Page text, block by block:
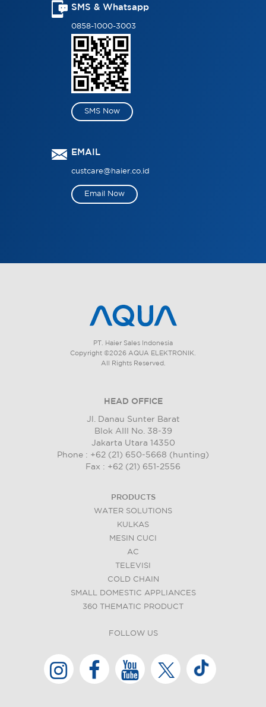
SMS & Whatsapp
0858-1000-3003
SMS Now
EMAIL
custcare@haier.co.id
Email Now
PT. Haier Sales Indonesia
Copyright ©2026 AQUA ELEKTRONIK.
All Rights Reserved.
HEAD OFFICE
Jl. Danau Sunter Barat
Blok AIII No. 38-39
Jakarta Utara 14350
Phone : +62 (21) 650-5668 (hunting)
Fax : +62 (21) 651-2556
PRODUCTS
WATER SOLUTIONS
KULKAS
MESIN CUCI
AC
TELEVISI
COLD CHAIN
SMALL DOMESTIC APPLIANCES
360 THEMATIC PRODUCT
FOLLOW US